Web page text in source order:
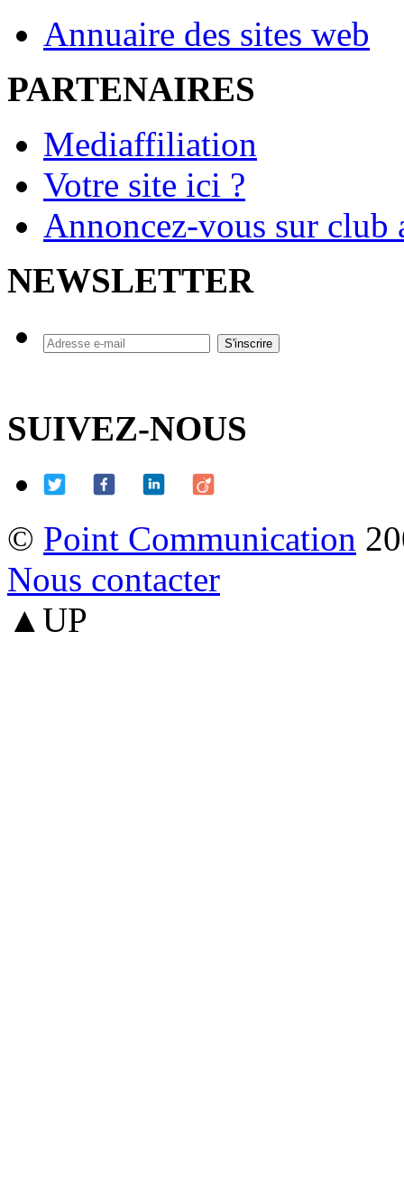
Annuaire des sites web
PARTENAIRES
Mediaffiliation
Votre site ici ?
Annoncez-vous sur
NEWSLETTER
SUIVEZ-NOUS
© Point Communication
Nous contacter
▲UP